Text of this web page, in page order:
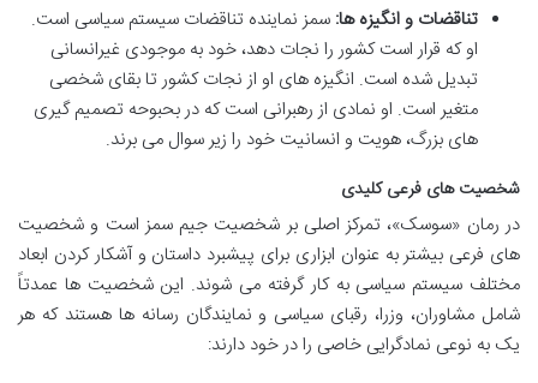
تناقضات و انگیزه ها: سمز نماینده تناقضات سیستم سیاسی است.
او که قرار است کشور را نجات دهد، خود به موجودی غیرانسانی
تبدیل شده است. انگیزه های او از نجات کشور تا بقای شخصی
متغیر است. او نمادی از رهبرانی است که در بحبوحه تصمیم گیری
های بزرگ، هویت و انسانیت خود را زیر سوال می برند.
شخصیت های فرعی کلیدی
در رمان «سوسک»، تمرکز اصلی بر شخصیت جیم سمز است و شخصیت
های فرعی بیشتر به عنوان ابزاری برای پیشبرد داستان و آشکار کردن ابعاد
مختلف سیستم سیاسی به کار گرفته می شوند. این شخصیت ها عمدتاً
شامل مشاوران، وزرا، رقبای سیاسی و نمایندگان رسانه ها هستند که هر
یک به نوعی نمادگرایی خاصی را در خود دارند: